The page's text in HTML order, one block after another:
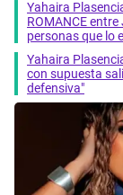
Yahaira
ROMANCE
personas que lo
Yahaira
con supuesta
defensiva"